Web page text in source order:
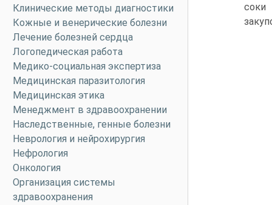
Клинические методы диагностики
Кожные и венерические болезни
Лечение болезней сердца
Логопедическая работа
Медико-социальная экспертиза
Медицинская паразитология
Медицинская этика
Менеджмент в здравоохранении
Наследственные, генные болезни
Неврология и нейрохирургия
Нефрология
Онкология
Организация системы
здравоохранения
соки